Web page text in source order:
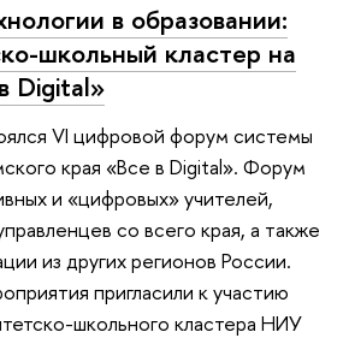
в образовании:
школьный кластер на
Digital»
VI цифровой форум системы
края «Все в Digital». Форум
и «цифровых» учителей,
со всего края, а также
из других регионов России.
пригласили к участию
школьного кластера НИУ